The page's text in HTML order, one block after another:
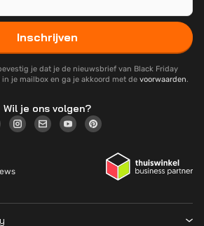
Inschrijven
je dat je de nieuwsbrief van Black Friday
je mailbox en ga je akkoord met de voorwaarden.
Wil je ons volgen?